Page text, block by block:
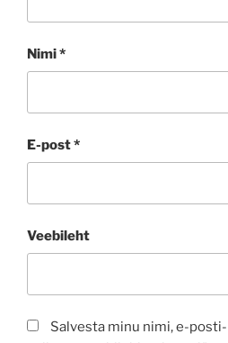
Nimi*
E-post*
Veebileht
Salvesta minu nimi, e-